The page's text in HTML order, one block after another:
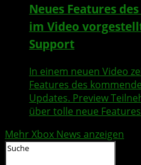
Neues Features
im Video
Support
In einem neuen Video
Features des
Updates. Preview
über tolle neue Features
Mehr Xbox News anzeigen